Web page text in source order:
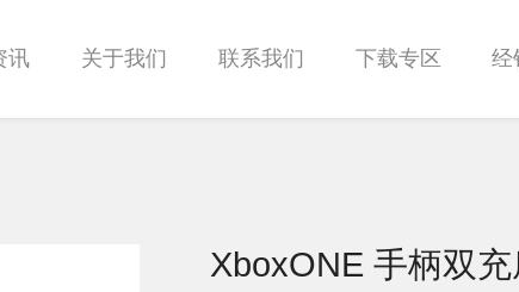
讯 关于我们 联系我们 下载专区 经
XboxONE 手柄双